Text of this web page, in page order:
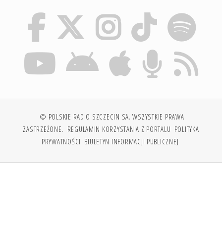
© POLSKIE RADIO SZCZECIN SA. WSZYSTKIE PRAWA
ZASTRZEŻONE. REGULAMIN KORZYSTANIA Z PORTALU POLITYKA
PRYWATNOŚCI BIULETYN INFORMACJI PUBLICZNEJ